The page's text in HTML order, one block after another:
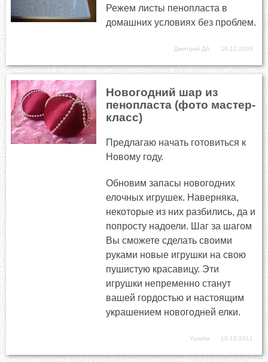
Режем листы пенопласта в
домашних условиях без проблем.
Дмитрий ДА 19.12.2009
Новогодний шар из
пенопласта (фото мастер-
класс)
Предлагаю начать готовиться к
Новому году.
Обновим запасы новогодних
елочных игрушек. Наверняка,
некоторые из них разбились, да и
попросту надоели. Шаг за шагом
Вы сможете сделать своими
руками новые игрушки на свою
пушистую красавицу. Эти
игрушки непременно станут
вашей гордостью и настоящим
украшением новогодней елки.
Yuseka 19.10.2011